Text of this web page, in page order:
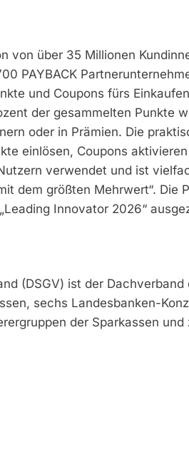
von über 35 Millionen
PAYBACK
und Coupons fürs
der gesammelten Punkte
oder in Prämien. Die
einlösen, Coupons
verwendet und ist
dem größten Mehrwert“. Die
Innovator 2026“
(DSGV) ist der Dachverband
sechs Landesbanken-
der Sparkassen